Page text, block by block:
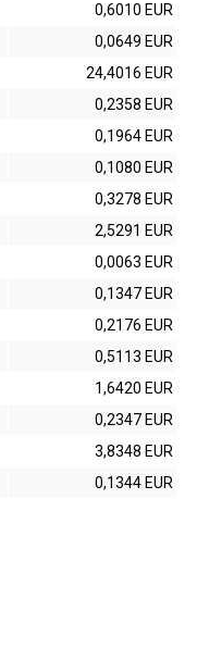
0,6010 EUR
0,0649 EUR
24,4016 EUR
0,2358 EUR
0,1964 EUR
0,1080 EUR
0,3278 EUR
2,5291 EUR
0,0063 EUR
0,1347 EUR
0,2176 EUR
0,5113 EUR
1,6420 EUR
0,2347 EUR
3,8348 EUR
0,1344 EUR